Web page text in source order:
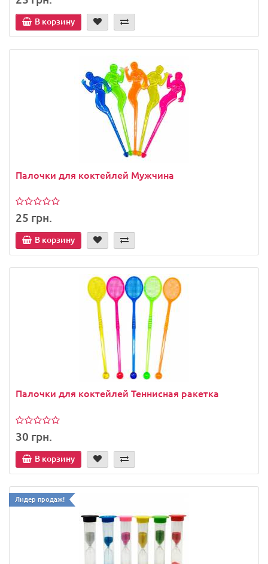
В корзину
Палочки для коктейлей Мужчина
25 грн.
В корзину
Палочки для коктейлей Теннисная ракетка
30 грн.
В корзину
Лидер продаж!